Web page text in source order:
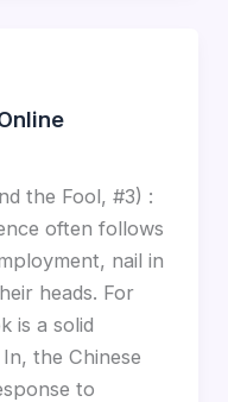
the Fool, #3) :
often follows
nail in
heads. For
is a solid
the Chinese
to